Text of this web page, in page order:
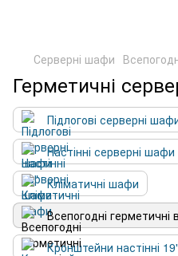
Серверні шафи
Герметичні
Підлогові серверні
Настінні серверні шафи
Кліматичні шафи
Всепогодні герметичні
Кронштейни настінні